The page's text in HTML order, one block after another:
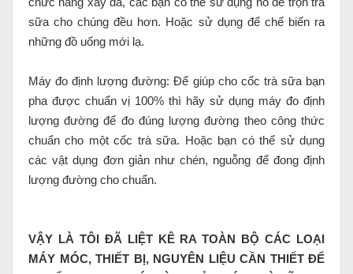
sữa cho chúng đều hơn. Hoặc sử dụng để chế biến ra
những đồ uống mới lạ.
Máy đo định lượng đường: Để giúp cho cốc trà sữa bạn
pha được chuẩn vị 100% thì hãy sử dụng máy đo định
lượng đường để đo đúng lượng đường theo công thức
chuẩn cho một cốc trà sữa. Hoặc bạn có thể sử dụng
các vật dụng đơn giản như chén, nguỗng để đong định
lượng đường cho chuẩn.
VẬY LÀ TÔI ĐÃ LIỆT KÊ RA TOÀN BỘ CÁC LOẠI
MÁY MÓC, THIẾT BỊ, NGUYÊN LIỆU CẦN THIẾT ĐỂ